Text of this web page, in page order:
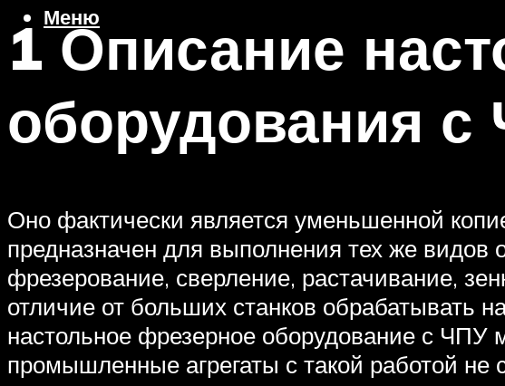
Меню
1 Описание
оборудования с
Оно фактически является уменьшенной
предназначен для выполнения тех же
фрезерование, сверление, растачивание,
отличие от больших станков обрабатывать
настольное фрезерное оборудование с ЧПУ
промышленные агрегаты с такой работой не